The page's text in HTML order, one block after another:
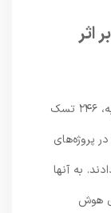
در این مطالعه، ۱۶ برنامه‌نویس متن‌باز باتجربه، ۲۴۶ تسک
آنها